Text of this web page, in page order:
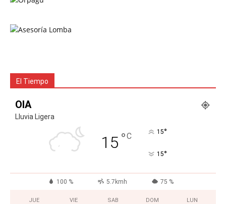
El Tiempo
OIA
Lluvia Ligera
15 °C 15°
15°
100 % 5.7kmh 75 %
JUE VIE SAB DOM LUN